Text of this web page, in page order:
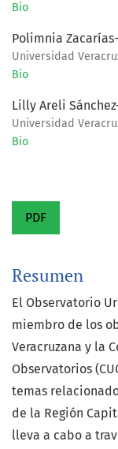
Bio
Polimnia
Universidad
Bio
Lilly Areli
Universidad
Bio
PDF
Resumen
El Observatorio
miembro de los
Veracruzana y la
Observatorios
temas
de la Región
lleva a cabo a